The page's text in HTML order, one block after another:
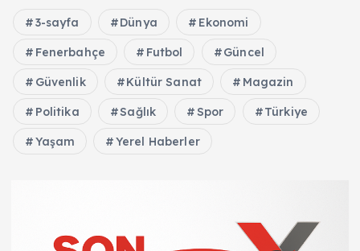
3-sayfa Dünya Ekonomi
Fenerbahçe Futbol Güncel
Güvenlik Kültür Sanat Magazin
Politika Sağlık Spor Türkiye
Yaşam Yerel Haberler